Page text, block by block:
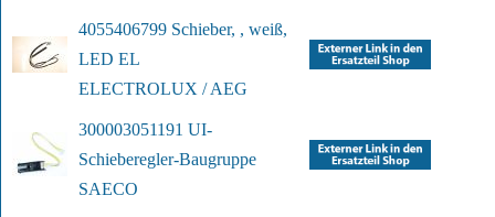
4055406799 Schieber, , weiß,
LED EL
ELECTROLUX / AEG
300003051191 UI-
Schieberegler-Baugruppe
SAECO